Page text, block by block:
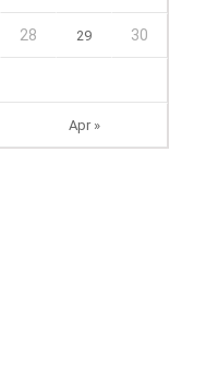
Apr »
28 29 30